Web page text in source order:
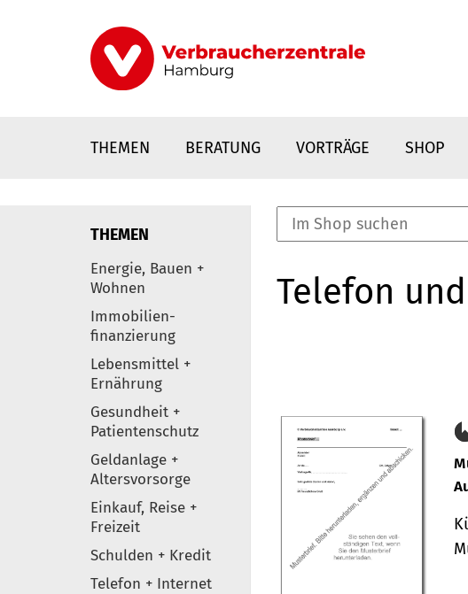
THEMEN BERATUNG VORTRÄGE SHOP
Elemente
THEMEN
Energie, Bauen +
Wohnen
Immobilien-
finanzierung
Lebensmittel +
Ernährung
Gesundheit +
Patientenschutz
Geldanlage +
Altersvorsorge
Einkauf, Reise +
Freizeit
Schulden + Kredit
Telefon + Internet
Telefon